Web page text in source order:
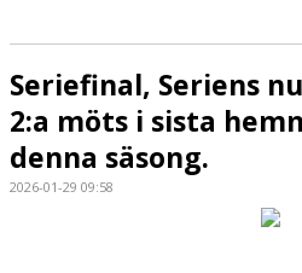
Seriefinal, Seriens
2:a möts i sista
denna säsong.
2026-01-29 09:58